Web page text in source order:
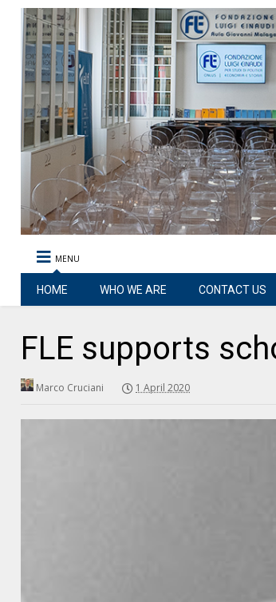
MENU
HOME WHO WE ARE CONTACT US
FLE supports
Marco Cruciani 1 April 2020